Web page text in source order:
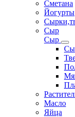
Сметана
Йогурты
Сыр
Сыр
Масло
Яйца